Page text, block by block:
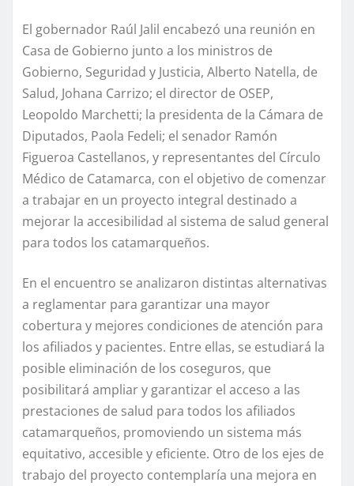
El gobernador Raúl Jalil encabezó una reunión en
Casa de Gobierno junto a los ministros de
Gobierno, Seguridad y Justicia, Alberto Natella, de
Salud, Johana Carrizo; el director de OSEP,
Leopoldo Marchetti; la presidenta de la Cámara de
Diputados, Paola Fedeli; el senador Ramón
Figueroa Castellanos, y representantes del Círculo
Médico de Catamarca, con el objetivo de comenzar
a trabajar en un proyecto integral destinado a
mejorar la accesibilidad al sistema de salud general
para todos los catamarqueños.
En el encuentro se analizaron distintas alternativas
a reglamentar para garantizar una mayor
cobertura y mejores condiciones de atención para
los afiliados y pacientes. Entre ellas, se estudiará la
posible eliminación de los coseguros, que
posibilitará ampliar y garantizar el acceso a las
prestaciones de salud para todos los afiliados
catamarqueños, promoviendo un sistema más
equitativo, accesible y eficiente. Otro de los ejes de
trabajo del proyecto contemplaría una mejora en